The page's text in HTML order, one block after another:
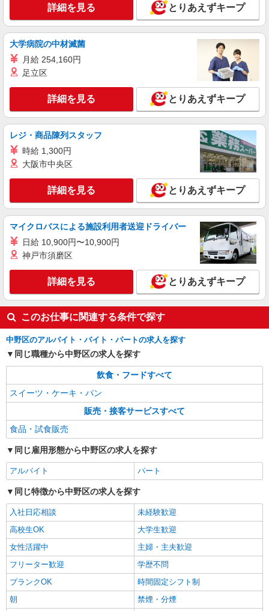
詳細を見る とりあえずキープ
大学病院の中材滅菌
月給 254,160円
足立区
詳細を見る とりあえずキープ
レジ・商品陳列スタッフ
時給 1,300円
大阪市中央区
詳細を見る とりあえずキープ
マイクロバスによる施設利用者送迎ドライバー
日給 10,900円〜10,900円
神戸市須磨区
詳細を見る とりあえずキープ
このお仕事に関連する条件で探す
中野区のアルバイト・バイト・パートの求人を探す
同じ職種から中野区の求人を探す
飲食・フードすべて
スイーツ・ケーキ・パン
販売・接客サービスすべて
食品・試食販売
同じ雇用形態から中野区の求人を探す
アルバイト パート
同じ特徴から中野区の求人を探す
入社日応相談
未経験歓迎
高校生OK
大学生歓迎
女性活躍中
主婦・主夫歓迎
フリーター歓迎
学歴不問
ブランクOK
時間固定シフト制
朝
禁煙・分煙